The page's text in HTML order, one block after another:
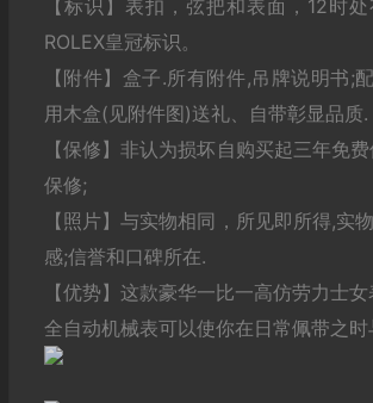
【标识】表扣，弦把和表面，12时
ROLEX皇冠标识。
【附件】盒子.所有附件,吊牌说明书;
用木盒(见附件图)送礼、自带彰显品质.
【保修】非认为损坏自购买起三年免
保修;
【照片】与实物相同，所见即所得,实
感;信誉和口碑所在.
【优势】这款豪华一比一高仿劳力士
全自动机械表可以使你在日常佩带之时